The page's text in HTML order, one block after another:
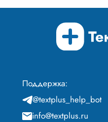
Поддержка:
@textplus_help_bot
info@textplus.ru